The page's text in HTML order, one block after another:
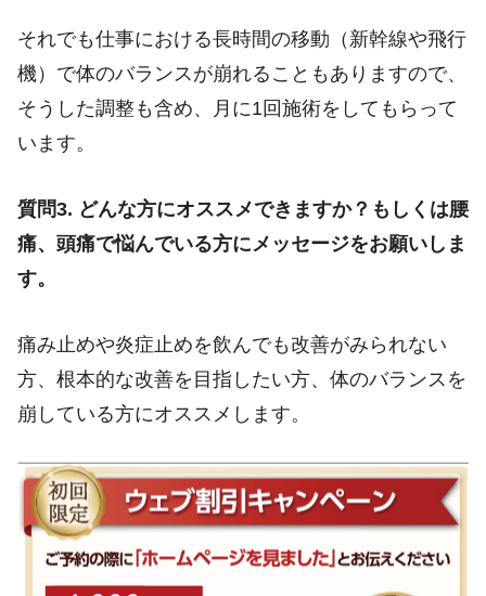
それでも仕事における長時間の移動（新幹線や飛行
機）で体のバランスが崩れることもありますので、
そうした調整も含め、月に1回施術をしてもらって
います。
質問3. どんな方にオススメできますか？もしくは腰
痛、頭痛で悩んでいる方にメッセージをお願いしま
す。
痛み止めや炎症止めを飲んでも改善がみられない
方、根本的な改善を目指したい方、体のバランスを
崩している方にオススメします。